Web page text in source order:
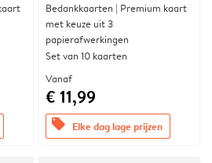
Bedankkaarten | Premium kaart
met keuze uit 3
papierafwerkingen
Set van 10 kaarten
Vanaf
€ 11,99
offers Elke dag lage prijzen